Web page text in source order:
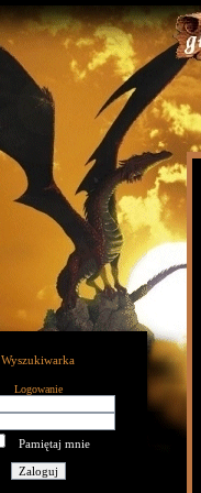
Wyszukiwarka
Logowanie
Pamiętaj mnie